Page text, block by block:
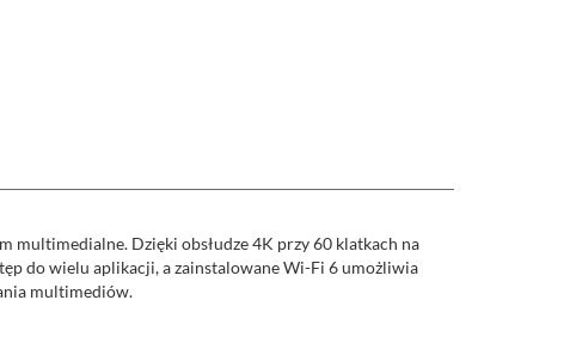
multimedialne. Dzięki obsłudze 4K przy 60 klatkach na
do wielu aplikacji, a zainstalowane Wi-Fi 6 umożliwia
multimediów.